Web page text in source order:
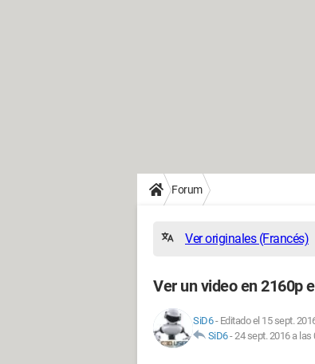
Forum
Ver originales (Francés)
Ver un video en 2160p
SiD6- Editado el 15 sept.
SiD6-24 sept. 2016 a las